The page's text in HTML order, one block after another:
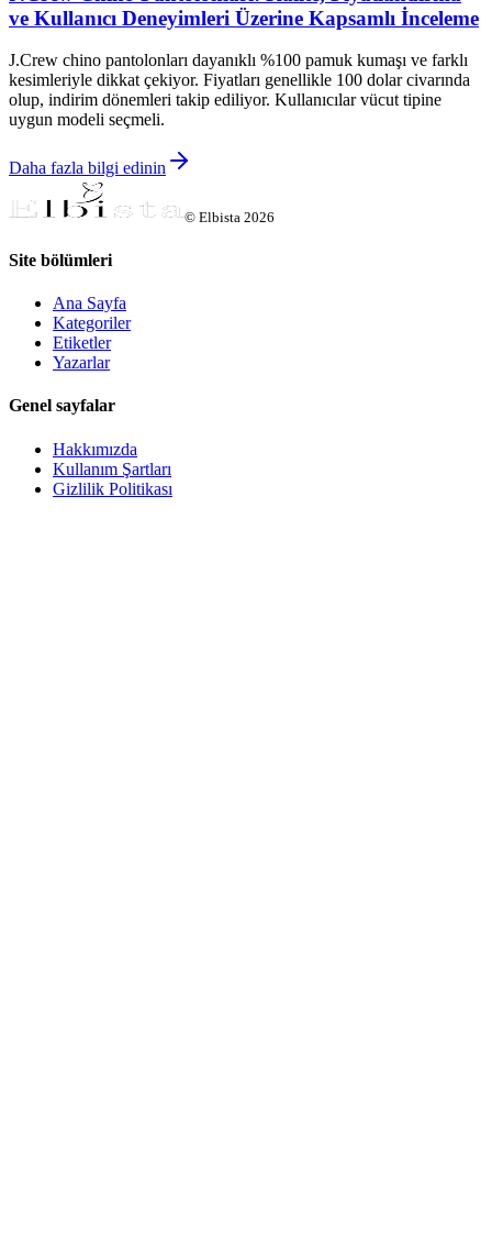
ve Kullanıcı Deneyimleri Üzerine Kapsamlı İnceleme
J.Crew chino pantolonları dayanıklı %100 pamuk kumaşı ve farklı
kesimleriyle dikkat çekiyor. Fiyatları genellikle 100 dolar civarında
olup, indirim dönemleri takip ediliyor. Kullanıcılar vücut tipine
uygun modeli seçmeli.
Daha fazla bilgi edinin
© Elbista 2026
Site bölümleri
Ana Sayfa
Kategoriler
Etiketler
Yazarlar
Genel sayfalar
Hakkımızda
Kullanım Şartları
Gizlilik Politikası